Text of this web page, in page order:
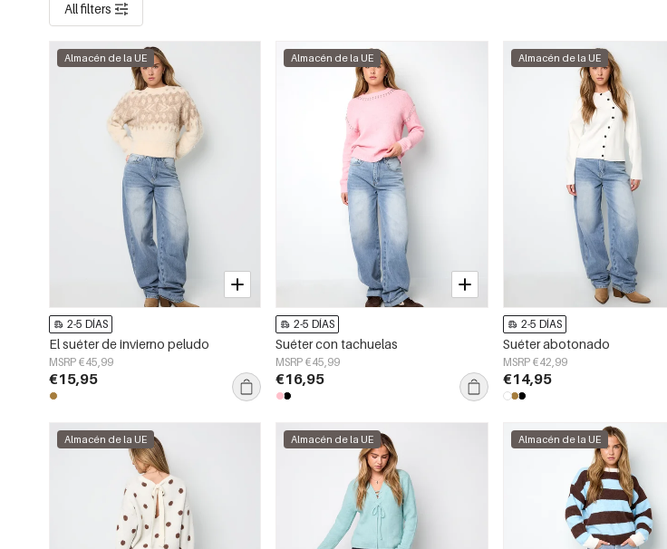
All filters
Almacén de la UE
2-5 DÍAS
El suéter de invierno peludo
MSRP €45,99
€15,95
Almacén de la UE
2-5 DÍAS
Suéter con tachuelas
MSRP €45,99
€16,95
Almacén de la UE
2-5 DÍAS
Suéter abotonado
MSRP €42,99
€14,95
Almacén de la UE Almacén de la UE Almacén de la UE